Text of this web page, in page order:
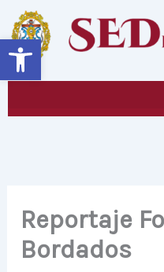
Abrir barra de
contenido
Reportaje
Bordados